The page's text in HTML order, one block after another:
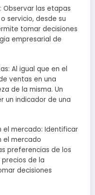
Observar las etapas
servicio, desde su
tomar decisiones
empresarial de
Al igual que en el
ventas en una
de la misma. Un
un indicador de una
el mercado: Identificar
el mercado
preferencias de los
de la
decisiones